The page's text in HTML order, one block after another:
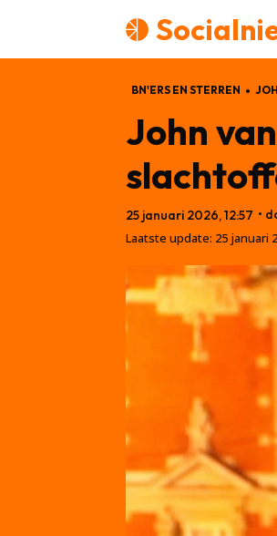
BN'ERS EN STERREN
John
25 januari 2026, 12:57 •
Laatste update: 25 januari